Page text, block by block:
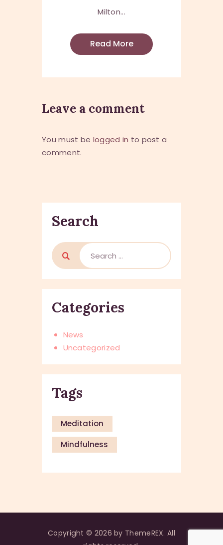
Milton...
Read More
Leave a comment
You must be logged in to post a
comment.
Search
Search
for:
Categories
News
Uncategorized
Tags
Meditation
Mindfulness
Copyright © 2026 by ThemeREX. All